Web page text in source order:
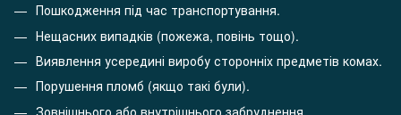
Пошкодження під час транспортування.
Нещасних випадків (пожежа, повінь тощо).
Виявлення усередині виробу сторонніх предметів комах.
Порушення пломб (якщо такі були).
Зовнішнього або внутрішнього забруднення.